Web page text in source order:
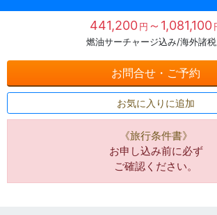
441,200 円 ～1,081,100
燃油サーチャージ込み/海外諸
お問合せ・ご予約
お気に入りに追加
《旅行条件書》
お申し込み前に必ず
ご確認ください。